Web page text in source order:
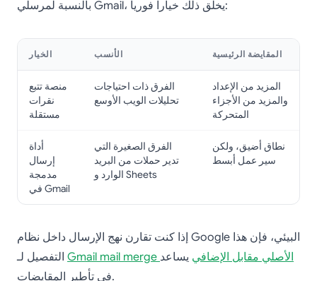
بالنسبة لمرسلي Gmail، يخلق ذلك خياراً فورياً:
الخيار الأنسب المقايضة الرئيسية
منصة تتبع
نقرات
مستقلة
الفرق ذات احتياجات
تحليلات الويب الأوسع
المزيد من الإعداد
والمزيد من الأجزاء
المتحركة
أداة
إرسال
مدمجة
في Gmail
الفرق الصغيرة التي
تدير حملات من البريد
الوارد و Sheets
نطاق أضيق، ولكن
سير عمل أبسط
إذا كنت تقارن نهج الإرسال داخل نظام Google البيئي، فإن هذا
Gmail mail merge الأصلي مقابل الإضافي يساعد
في تأطير المقايضات.